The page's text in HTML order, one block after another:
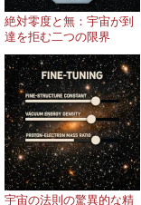
絶対零度と無：宇宙が到
達を拒む二つの限界
宇宙の法則の驚異的な精